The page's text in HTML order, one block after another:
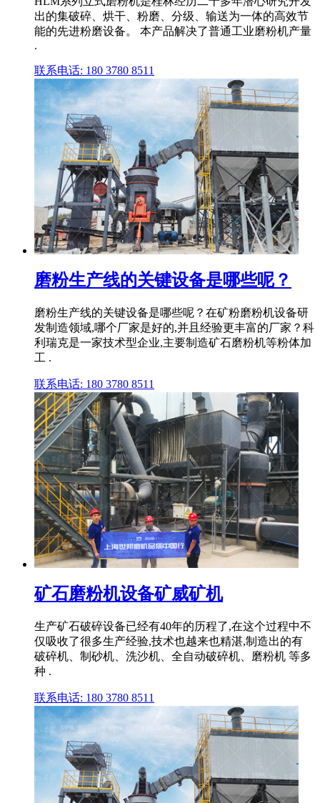
出的集破碎、烘干、粉磨、分级、输送为一体的高效节
能的先进粉磨设备。 本产品解决了普通工业磨粉机产量
.
联系电话: 180 3780 8511
磨粉生产线的关键设备是哪些呢？
磨粉生产线的关键设备是哪些呢？在矿粉磨粉机设备研
发制造领域,哪个厂家是好的,并且经验更丰富的厂家？科
利瑞克是一家技术型企业,主要制造矿石磨粉机等粉体加
工 .
联系电话: 180 3780 8511
矿石磨粉机设备矿威矿机
生产矿石破碎设备已经有40年的历程了,在这个过程中不
仅吸收了很多生产经验,技术也越来也精湛,制造出的有
破碎机、制砂机、洗沙机、全自动破碎机、磨粉机 等多
种 .
联系电话: 180 3780 8511